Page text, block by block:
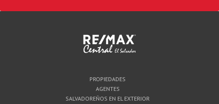
PROPIEDADES
AGENTES
SALVADOREÑOS EN EL EXTERIOR